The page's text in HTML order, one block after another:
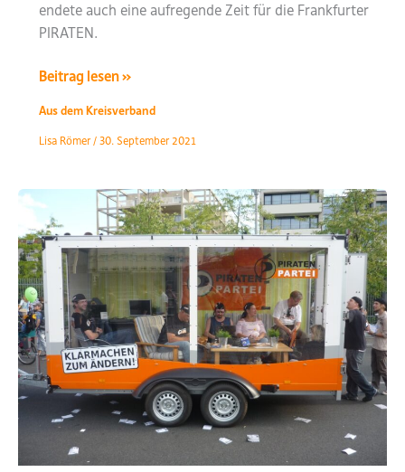
endete auch eine aufregende Zeit für die Frankfurter
PIRATEN.
Frankfurt
sagen:
DANKE!
Beitrag lesen »
Aus dem Kreisverband
Lisa Römer/30. September 2021